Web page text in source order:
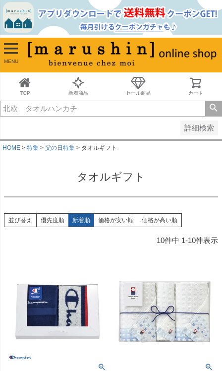
MENU
TOP 新着商品 セール商品 カート
詳細検索
並び順
新着順
古い順
価格が安い順
価格が高い順
キーワードヒット順
HOME 特集 父の日特集 タオルギフト
タオルギフト
並び替え 優先度順 新着順 価格が安い順 価格が高い順
10件中 1-10件表示